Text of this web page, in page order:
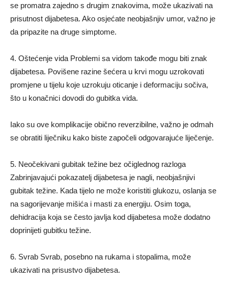
se promatra zajedno s drugim znakovima, može ukazivati ​​na
prisutnost dijabetesa. Ako osjećate neobjašnjiv umor, važno je
da pripazite na druge simptome.
4. Oštećenje vida Problemi sa vidom takođe mogu biti znak
dijabetesa. Povišene razine šećera u krvi mogu uzrokovati
promjene u tijelu koje uzrokuju oticanje i deformaciju sočiva,
što u konačnici dovodi do gubitka vida.
Iako su ove komplikacije obično reverzibilne, važno je odmah
se obratiti liječniku kako biste započeli odgovarajuće liječenje.
5. Neočekivani gubitak težine bez očiglednog razloga
Zabrinjavajući pokazatelj dijabetesa je nagli, neobjašnjivi
gubitak težine. Kada tijelo ne može koristiti glukozu, oslanja se
na sagorijevanje mišića i masti za energiju. Osim toga,
dehidracija koja se često javlja kod dijabetesa može dodatno
doprinijeti gubitku težine.
6. Svrab Svrab, posebno na rukama i stopalima, može
ukazivati ​​na prisustvo dijabetesa.